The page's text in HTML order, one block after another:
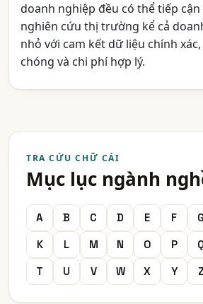
doanh nghiệp đều có thể tiếp cận
nghiên cứu thị trường kể cả
nhỏ với cam kết dữ liệu chính
chóng và chi phí hợp lý.
TRA CỨU CHỮ CÁI
Mục lục ngành
A B C D E F G
K
L M N O P
T
U V W X Y Z